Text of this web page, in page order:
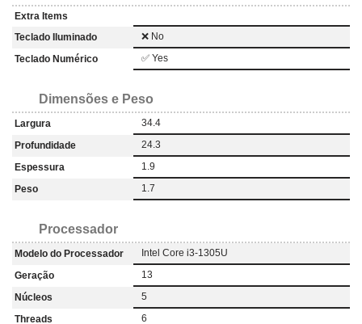
Extra Items
Teclado Iluminado
❌ No
Teclado Numérico
✅ Yes
Dimensões e Peso
Largura
34.4
Profundidade
24.3
Espessura
1.9
Peso
1.7
Processador
Modelo do Processador
Intel Core i3-1305U
Geração
13
Núcleos
5
Threads
6